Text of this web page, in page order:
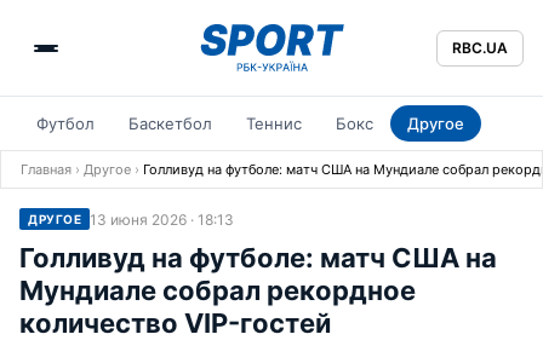
RBC.UA
Футбол Баскетбол Теннис Бокс Другое
Главная › Другое › Голливуд на футболе: матч США на Мундиале собрал
ДРУГОЕ 13 июня 2026 · 18:13
Голливуд на футболе: матч США на
Мундиале собрал рекордное
количество VIP-гостей